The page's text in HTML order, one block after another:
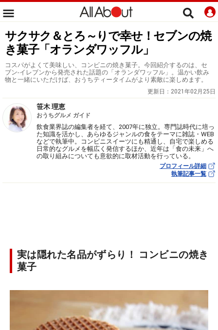
サクサク＆とろ～りで幸せ！セブンの焼
き菓子「オランダワッフル」
コスパがよくて美味しい、コンビニの焼き菓子。今回紹介するのは、セ
ブン‐イレブンから発売された話題の「オランダワッフル」。温かい飲み
物と一緒にいただけば、おうちティータイムがより素敵に楽しめます。
更新日： 2021年02月25日
笹木 理恵
おうちグルメ ガイド
飲食業界誌の編集者を経て、2007年に独立。専門誌時代に培っ
た知識を活かし、あらゆるジャンルの食をテーマに雑誌・WEB
などで執筆中。コンビニスイーツにも精通し、自宅で楽しめる
日常的なグルメを幅広く発信するほか、近年は「食の未来」へ
の取り組みについても意欲的に取材活動を行っている。
プロフィール詳細
執筆記事一覧
実は隠れた名品がずらり！ コンビニの焼き
菓子